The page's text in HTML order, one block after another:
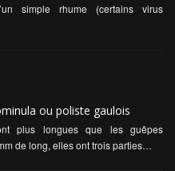
simple rhume (certains virus
ou poliste gaulois
plus longues que les guêpes
de long, elles ont trois parties…